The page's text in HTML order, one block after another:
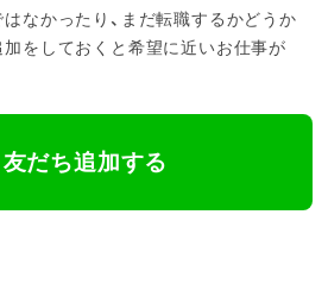
なかったり、まだ転職するかどうか
をしておくと希望に近いお仕事が
友だち追加する